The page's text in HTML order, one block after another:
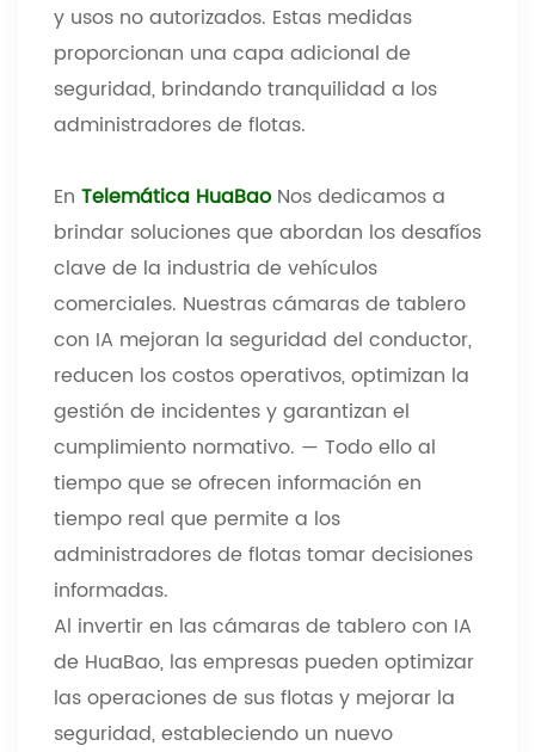
y usos no autorizados. Estas medidas
proporcionan una capa adicional de
seguridad, brindando tranquilidad a los
administradores de flotas.
En Telemática HuaBaoNos dedicamos a
brindar soluciones que abordan los desafíos
clave de la industria de vehículos
comerciales. Nuestras cámaras de tablero
con IA mejoran la seguridad del conductor,
reducen los costos operativos, optimizan la
gestión de incidentes y garantizan el
cumplimiento normativo. — Todo ello al
tiempo que se ofrecen información en
tiempo real que permite a los
administradores de flotas tomar decisiones
informadas.
Al invertir en las cámaras de tablero con IA
de HuaBao, las empresas pueden optimizar
las operaciones de sus flotas y mejorar la
seguridad, estableciendo un nuevo